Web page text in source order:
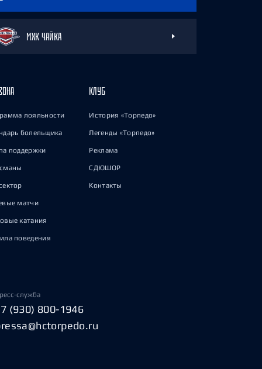
МХК ЧАЙКА
лояльности
болельщика
поддержки
матчи
катания
поведения
КЛУБ
История «Торпедо»
Легенды «Торпедо»
Реклама
СДЮШОР
Контакты
служба
(930) 800-1946